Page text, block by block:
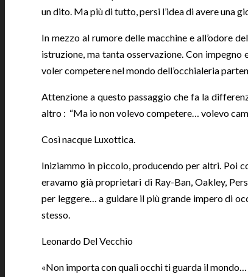
un dito. Ma più di tutto, persi l’idea di avere una
In mezzo al rumore delle macchine e all’odore
istruzione, ma tanta osservazione. Con
voler competere nel mondo dell’occhialeria
Attenzione a questo passaggio che fa la
altro : “Ma io non volevo competere… volevo
Così nacque Luxottica.
Iniziammo in piccolo, producendo per altri. Poi
eravamo già proprietari di Ray-Ban, Oakley,
per leggere… a guidare il più grande impero di
stesso.
Leonardo Del Vecchio
«Non importa con quali occhi ti guarda il